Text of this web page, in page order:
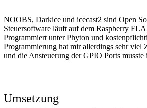
NOOBS, Darkice und icecast2 sind Open
Steuersoftware läuft auf dem Raspberry
Programmiert unter Phyton und
Programmierung hat mir allerdings sehr viel
und die Ansteuerung der GPIO Ports musste
Umsetzung